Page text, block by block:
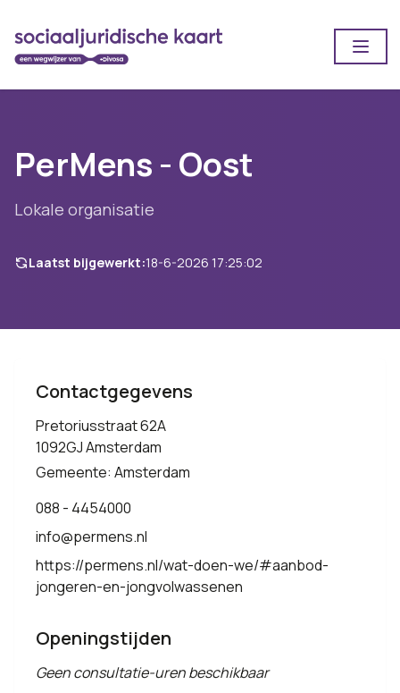
PerMens - Oost
Lokale organisatie
Laatst bijgewerkt:18-6-2026 17:25:02
Contactgegevens
Pretoriusstraat 62A
1092GJ Amsterdam
Gemeente: Amsterdam
088 - 4454000
info@permens.nl
https://permens.nl/wat-doen-we/#aanbod-
jongeren-en-jongvolwassenen
Openingstijden
Geen consultatie-uren beschikbaar